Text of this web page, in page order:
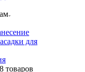
для
8 товаров